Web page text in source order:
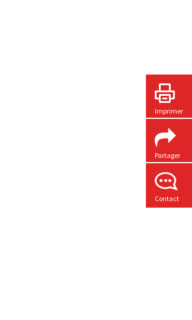
Imprimer
Partager
Contact